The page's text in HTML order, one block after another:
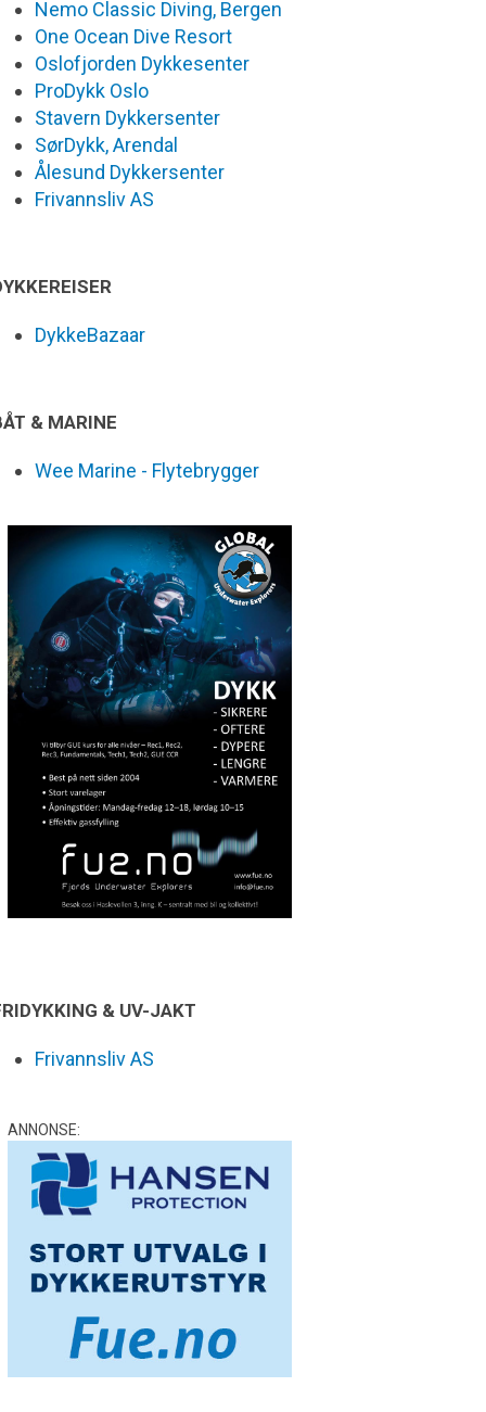
Nemo Classic Diving, Bergen
One Ocean Dive Resort
Oslofjorden Dykkesenter
ProDykk Oslo
Stavern Dykkersenter
SørDykk, Arendal
Ålesund Dykkersenter
Frivannsliv AS
DykkeBazaar
& MARINE
Wee Marine - Flytebrygger
& UV-JAKT
Frivannsliv AS
ANNONSE: